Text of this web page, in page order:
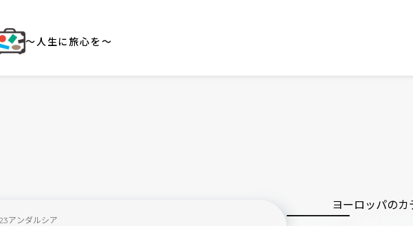
～人生に旅心を～
アンダルシア
ヨーロッパの